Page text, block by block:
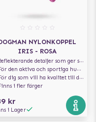
NYLONKOPPEL
IRIS - ROSA
detaljer som ger synlighet i svagt ljus
den aktiva och sportiga hunden
dig som vill ha kvalitet till din hund!
i fler färger
kr
i Lager